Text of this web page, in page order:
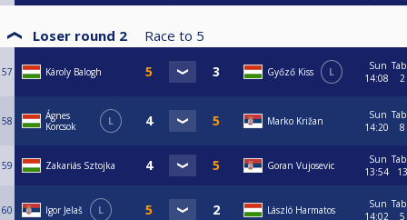
Loser round 2 Race to 5
57 Károly Balogh Győző Kiss L
Sun
14:08
2
58
Ágnes
Korcsok
L Marko Križan
Sun
14:20
8
59 Zakariás Sztojka Goran Vujosevic
Sun
13:54
13
60 Igor Jelaš L László Harmatos
Sun
14:02
5